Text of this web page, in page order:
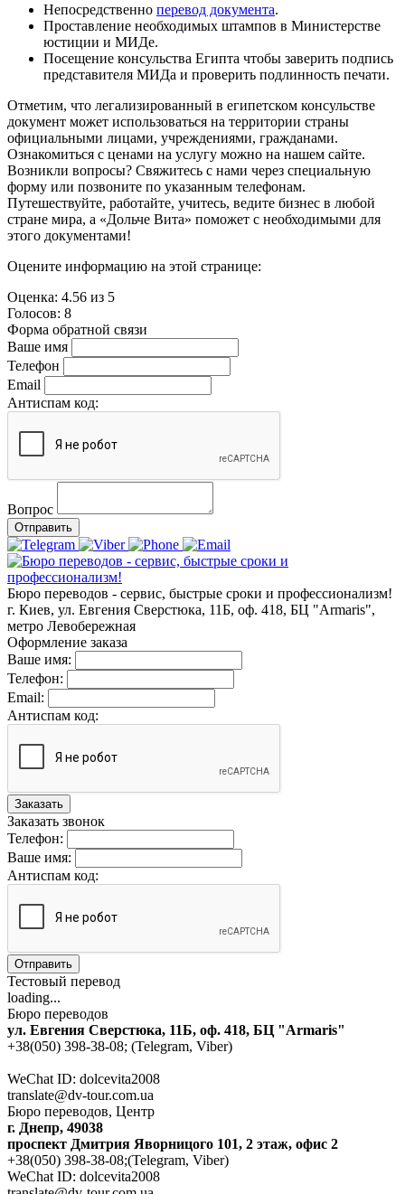
Непосредственно перевод документа.
Проставление необходимых штампов в Министерстве
юстиции и МИДе.
Посещение консульства Египта чтобы заверить подпись
представителя МИДа и проверить подлинность печати.
Отметим, что легализированный в египетском консульстве
документ может использоваться на территории страны
официальными лицами, учреждениями, гражданами.
Ознакомиться с ценами на услугу можно на нашем сайте.
Возникли вопросы? Свяжитесь с нами через специальную
форму или позвоните по указанным телефонам.
Путешествуйте, работайте, учитесь, ведите бизнес в любой
стране мира, а «Дольче Вита» поможет с необходимыми для
этого документами!
Оцените информацию на этой странице:
Оценка: 4.56 из 5
Голосов: 8
Форма обратной связи
Ваше имя
Телефон
Email
Антиспам код:
Вопрос
Отправить
Бюро переводов - сервис, быстрые сроки и профессионализм!
г. Киев, ул. Евгения Сверстюка, 11Б, оф. 418, БЦ "Armaris",
метро Левобережная
Оформление заказа
Ваше имя:
Телефон:
Email:
Антиспам код:
Заказать
Заказать звонок
Телефон:
Ваше имя:
Антиспам код:
Отправить
Тестовый перевод
loading...
Бюро переводов
ул. Евгения Сверстюка, 11Б, оф. 418, БЦ "Armaris"
+38(050) 398-38-08; (Telegram, Viber)
WeChat ID: dolcevita2008
translate@dv-tour.com.ua
Бюро переводов, Центр
г. Днепр, 49038
проспект Дмитрия Яворницого 101, 2 этаж, офис 2
+38(050) 398-38-08;(Telegram, Viber)
WeChat ID: dolcevita2008